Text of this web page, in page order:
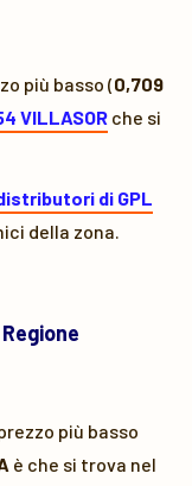
più basso (0,709
VILLASOR che si
di GPL
della zona.
più basso
è che si trova nel